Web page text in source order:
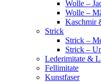
Wolle –
Wolle –
Kaschmir
Strick
Strick –
Strick –
Lederimitate &
Fellimitate
Kunstfaser